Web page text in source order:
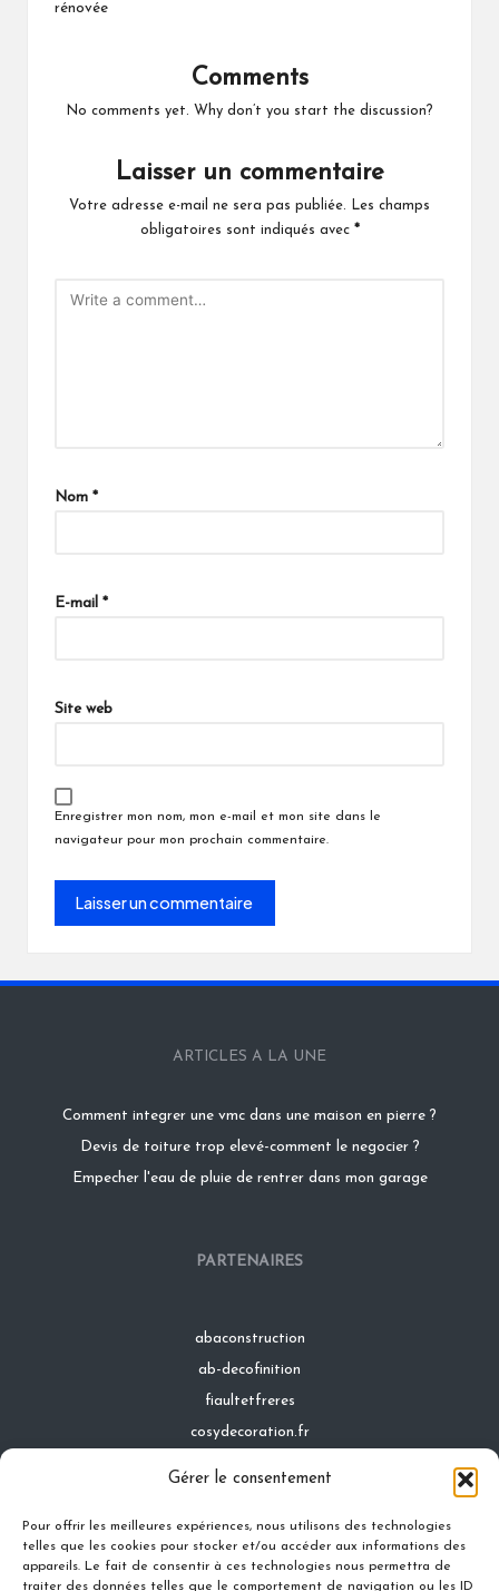
Gérer le consentement
Pour offrir les meilleures expériences, nous utilisons des technologies
telles que les cookies pour stocker et/ou accéder aux informations des
appareils. Le fait de consentir à ces technologies nous permettra de
traiter des données telles que le comportement de navigation ou les ID
rénovée
Comments
No comments yet. Why don’t you start the discussion?
Laisser un commentaire
Votre adresse e-mail ne sera pas publiée.
Les champs
obligatoires sont indiqués avec *
Nom *
E-mail *
Site web
Enregistrer mon nom, mon e-mail et mon site dans le
navigateur pour mon prochain commentaire.
ARTICLES A LA UNE
Comment integrer une vmc dans une maison en pierre ?
Devis de toiture trop elevé-comment le negocier ?
Empecher l'eau de pluie de rentrer dans mon garage
PARTENAIRES
abaconstruction
ab-decofinition
fiaultetfreres
cosydecoration.fr